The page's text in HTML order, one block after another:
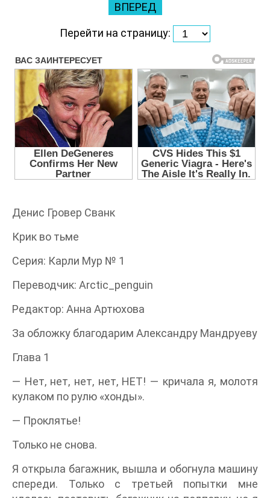
ВПЕРЕД
Перейти на страницу:
Денис Гровер Сванк
Крик во тьме
Серия: Карли Мур № 1
Переводчик: Arctic_penguin
Редактор: Анна Артюхова
За обложку благодарим Александру Мандруеву
Глава 1
― Нет, нет, нет, нет, НЕТ! ― кричала я, молотя
кулаком по рулю «хонды».
― Проклятье!
Только не снова.
Я открыла багажник, вышла и обогнула машину
спереди. Только с третьей попытки мне